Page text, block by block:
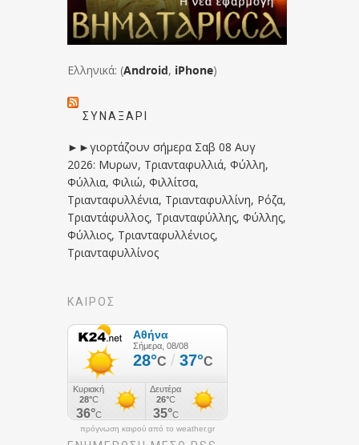
Ελληνικά: (Android, iPhone)
ΣΥΝΑΞΆΡΙ
►►γιορτάζουν σήμερα Σαβ 08 Αυγ
2026: Μυρων, Τριανταφυλλιά, Φύλλη,
Φύλλια, Φιλιώ, Φιλλίτσα,
Τριανταφυλλένια, Τριανταφυλλίνη, Ρόζα,
Τριαντάφυλλος, Τριανταφύλλης, Φύλλης,
Φύλλιος, Τριανταφυλλένιος,
Τριανταφυλλίνος
ΚΑΙΡΟΣ
πρόγνωση καιρού από το weather.gr